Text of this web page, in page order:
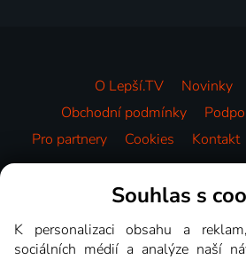
O Lepší.TV Novinky
Obchodní podmínky
Pro partnery
Cookies Kontakt
Videotéka
Souhlas s
K personalizaci obsahu a
sociálních médií a analýze naší